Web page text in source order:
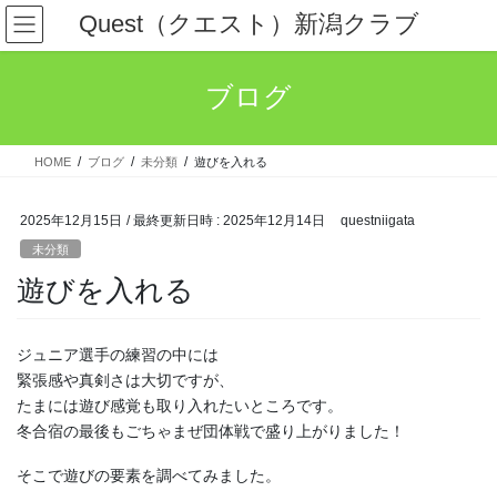
コ
ン
テ
ス
ナ
ビ
ゲ
ン
Quest（クエスト）新潟クラブ
ブログ
HOME ブログ 未分類 遊びを入れる
2025年12月15日 / 最終更新日時 : 2025年12月14日 questniigata
未分類
遊びを入れる
ジュニア選手の練習の中には
緊張感や真剣さは大切ですが、
たまには遊び感覚も取り入れたいところです。
冬合宿の最後もごちゃまぜ団体戦で盛り上がりました！
そこで遊びの要素を調べてみました。